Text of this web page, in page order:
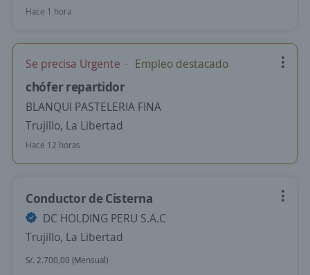
Hace 1 hora
Se precisa Urgente Empleo destacado
chófer repartidor
BLANQUI PASTELERIA FINA
Trujillo, La Libertad
Hace 12 horas
Conductor de Cisterna
DC HOLDING PERU S.A.C
Trujillo, La Libertad
S/. 2.700,00 (Mensual)